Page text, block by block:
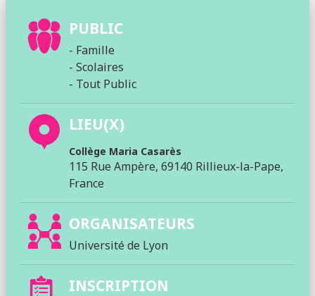
PUBLIC
- Famille
- Scolaires
- Tout Public
LIEU(X)
Collège Maria Casarès
115 Rue Ampère, 69140 Rillieux-la-Pape,
France
ORGANISATEURS
Université de Lyon
INSCRIPTION